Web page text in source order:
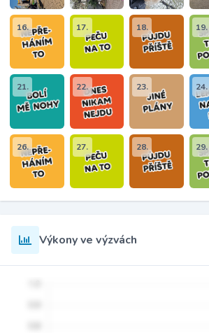
16. 17. 18. 19.
21. 22. 23. 24.
26. 27. 28. 29.
Výkony ve výzvách